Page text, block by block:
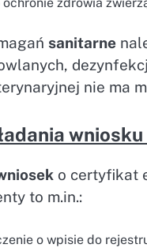
sanitarne
nie ma
o certyfikat
to m.in.:
o wpisie do